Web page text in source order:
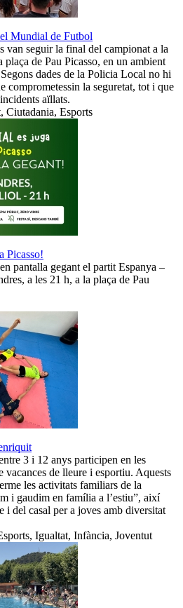
Mundial de Futbol
van seguir la final del campionat a la
plaça de Pau Picasso, en un ambient
dades de la Policia Local no hi
comprometessin la seguretat, tot i que
aïllats.
Ciutadania, Esports
Picasso!
pantalla gegant el partit Espanya –
a les 21 h, a la plaça de Pau
3 i 12 anys participen en les
vacances de lleure i esportiu. Aquests
les activitats familiars de la
i gaudim en família a l’estiu”, així
i del casal per a joves amb diversitat
Igualtat, Infància, Joventut